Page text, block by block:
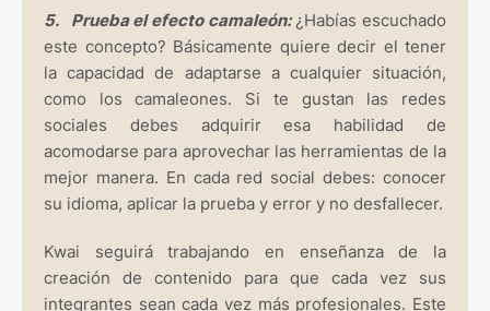
5. Prueba el efecto camaleón:¿Habías escuchado
este concepto? Básicamente quiere decir el tener
la capacidad de adaptarse a cualquier situación,
como los camaleones. Si te gustan las redes
sociales debes adquirir esa habilidad de
acomodarse para aprovechar las herramientas de la
mejor manera. En cada red social debes: conocer
su idioma, aplicar la prueba y error y no desfallecer.
Kwai seguirá trabajando en enseñanza de la
creación de contenido para que cada vez sus
integrantes sean cada vez más profesionales. Este